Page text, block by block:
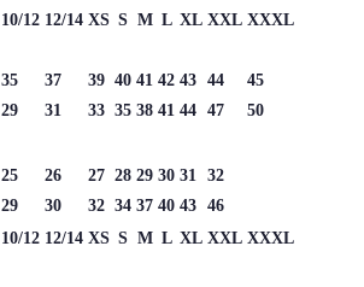
10/12 12/14 XS S M L XL XXL XXXL
35 37 39 40 41 42 43 44
45
29 31 33 35 38 41 44 47
50
25 26 27 28 29 30 31
32
29 30 32 34 37 40 43 46
10/12 12/14 XS S M L XL XXL XXXL